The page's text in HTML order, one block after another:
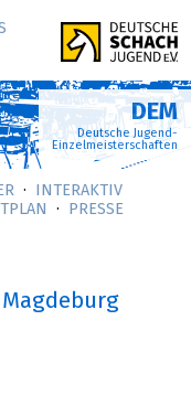
DEM
Deutsche Jugend-
Einzelmeisterschaften
INTERAKTIV
PRESSE